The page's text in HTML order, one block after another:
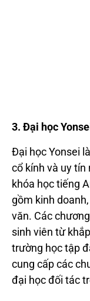
3. Đại học
Đại học Yonsei
cổ kính và uy tín
khóa học tiếng
gồm kinh
văn. Các
sinh viên từ
trường học tập
cung cấp các
đại học đối tác